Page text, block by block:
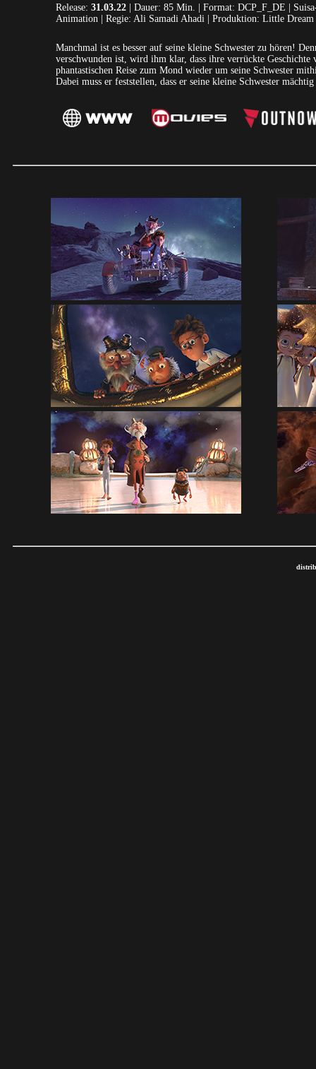
Release:31.03.22 | Dauer: 85 Min. | Format: DCP_F_DE |
Animation | Regie: Ali Samadi Ahadi | Produktion: Little Dream
Manchmal ist es besser auf seine kleine Schwester zu hören!
verschwunden ist, wird ihm klar, dass ihre verrückte
phantastischen Reise zum Mond wieder um seine Schwester
Dabei muss er feststellen, dass er seine kleine Schwester